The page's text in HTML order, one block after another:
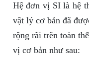
Hệ đơn vị SI là hệ
vật lý cơ bản đã
rộng rãi trên toàn
vị cơ bản như sau: